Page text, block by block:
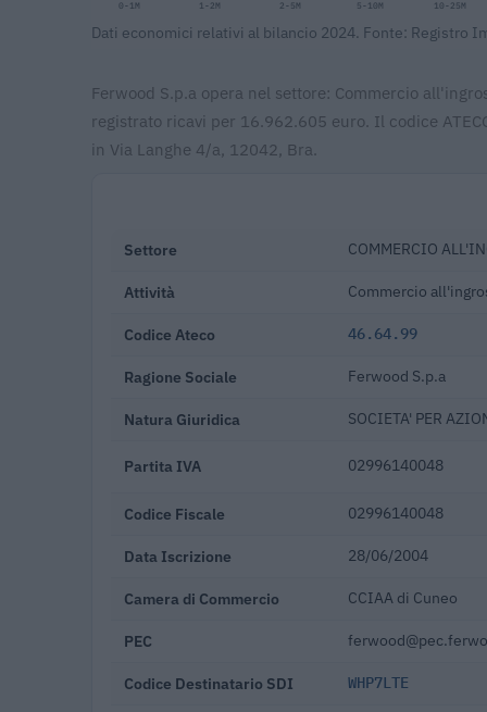
0-1M 1-2M 2-5M 5-10M 10-25M
Dati economici relativi al bilancio 2024. Fonte: Registro
Ferwood S.p.a opera nel settore: Commercio
registrato ricavi per 16.962.605 euro. Il codice
in Via Langhe 4/a, 12042, Bra.
Settore COMMERCIO
Attività Commercio
Codice Ateco 46.64.99
Ragione Sociale Ferwood S.p.a
Natura Giuridica SOCIETA' PER
Partita IVA 02996140048
Codice Fiscale 02996140048
Data Iscrizione 28/06/2004
Camera di Commercio CCIAA di Cuneo
PEC
Codice Destinatario SDI WHP7LTE